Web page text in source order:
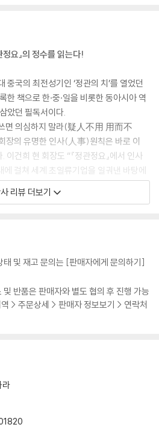
(朱均) 같은 아들
뿐
피폐해진다
커녕 제대로 된 인간 구실도 못한다.---p.
사로잡힌다. 이것도 권력이라는 요물의
도 전능감을 가지고 있는 사람이 적지 않
무에 정진하지 않고, 세속의 말에 무비판
살피는 사람은 구신(具臣)이다.---p.11
람이나 어리석은 사람이나 모두 같다. 다
해서 도를 넘지 않는다. 어리석은 사람은
요』의 정수를 읽는다!
중국의 최전성기인 ‘정관의 치’를 열었던
한 책으로 한·중·일을 비롯한 동아시아 역
았던 필독서이다.
면 의심하지 말라(疑人不用 用而不
장의 유명한 인사(人事)원칙은 바로 이
이건희 현 회장도 “『정관정요』에서 인사
에 걸쳐 세계 초일류기업을 일궈낸 바탕에
한 가르침이 있었던 것이다.
리더의 자격』은 일본문화와 중국고전에 정
의 최고지도자들이 늘 곁에 두고 참고했
는 것을 안타까워한 저자는 해박한 역사지
탕으로 오늘날의 비즈니스 현장에도 적용
롭게 만들어냈다.
成) - 지속가능한 발전
해도 과언이 아니다. 하지만 ‘창업 체
국을 물려받은 당 태종 이세민도 똑같은
“창업과 수성 가운데 어느 것이 더 어려운
리뷰 더보기
태 및 재고 문의는 [판매자에게 문의하기]
반품은 판매자와 별도 협의 후 진행 가능
> 주문상세 > 판매자 정보보기 > 연락처
라